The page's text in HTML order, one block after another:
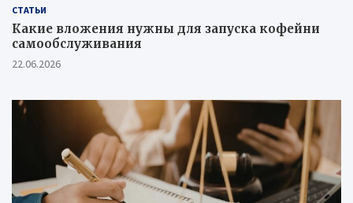
СТАТЬИ
Какие вложения нужны для запуска кофейни
самообслуживания
22.06.2026